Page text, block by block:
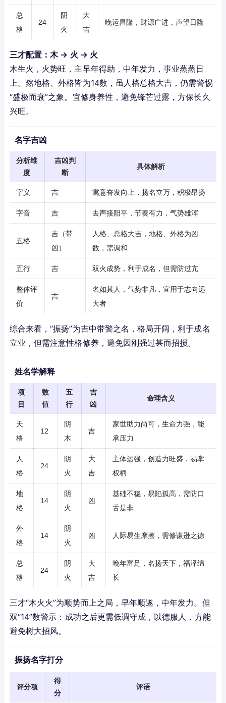
总
格
24
阴
火
大
吉
晚运昌隆，财源广进，声望日隆
三才配置：木 → 火 → 火
木生火，火势旺，主早年得助，中年发力，事业蒸蒸日
上。然地格、外格皆为14数，虽人格总格大吉，仍需警惕
“盛极而衰”之象。宜修身养性，避免锋芒过露，方保长久
兴旺。
名字吉凶
分析维
度
吉凶判
断
具体解析
字义 吉 寓意奋发向上，扬名立万，积极昂扬
字音 吉 去声接阳平，节奏有力，气势雄浑
五格
吉（带
凶）
人格、总格大吉，地格、外格为凶
数，需调和
五行 吉 双火成势，利于成名，但需防过亢
整体评
价
吉
名如其人，气势非凡，宜用于志向远
大者
综合来看，“振扬”为吉中带警之名，格局开阔，利于成名
立业，但需注意性格修养，避免因刚强过甚而招损。
姓名学解释
项
目
数
值
五
行
吉
凶
命理含义
天
格
12
阴
木
吉
家世助力尚可，生命力强，能
承压力
人
格
24
阴
火
大
吉
主体运强，创造力旺盛，易掌
权柄
地
格
14
阴
火
凶
基础不稳，易陷孤高，需防口
舌是非
外
格
14
阴
火
凶 人际易生摩擦，需修谦逊之德
总
格
24
阴
火
大
吉
晚年富足，名扬天下，福泽绵
长
三才“木火火”为顺势而上之局，早年顺遂，中年发力。但
双“14”数警示：成功之后更需低调守成，以德服人，方能
避免树大招风。
振扬名字打分
评分项
得
分
评语